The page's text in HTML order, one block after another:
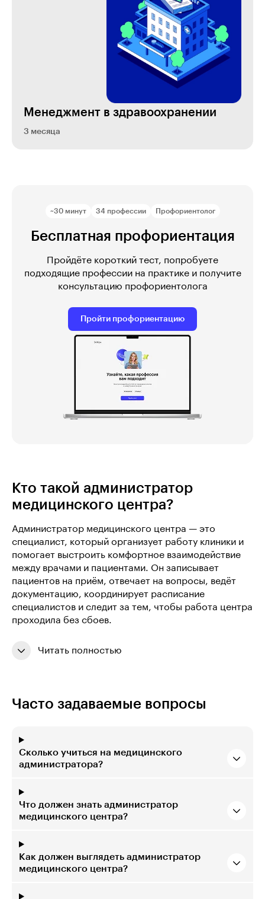
Менеджмент в здравоохра­не­нии
3 месяца
~30 минут 34 профессии Профориентолог
Бесплатная профориентация
Пройдёте короткий тест, попробуете
подходящие профессии на практике и получите
консультацию профориентолога
Пройти профориентацию
Кто такой администратор
медицинского центра?
Администратор медицинского центра — это
специалист, который организует работу клиники и
помогает выстроить комфортное взаимодействие
между врачами и пациентами. Он записывает
пациентов на приём, отвечает на вопросы, ведёт
документацию, координирует расписание
специалистов и следит за тем, чтобы работа центра
проходила без сбоев.
Читать полностью
Часто задаваемые вопросы
Сколько учиться на медицинского
администратора?
Что должен знать администратор
медицинского центра?
Как должен выглядеть администратор
медицинского центра?